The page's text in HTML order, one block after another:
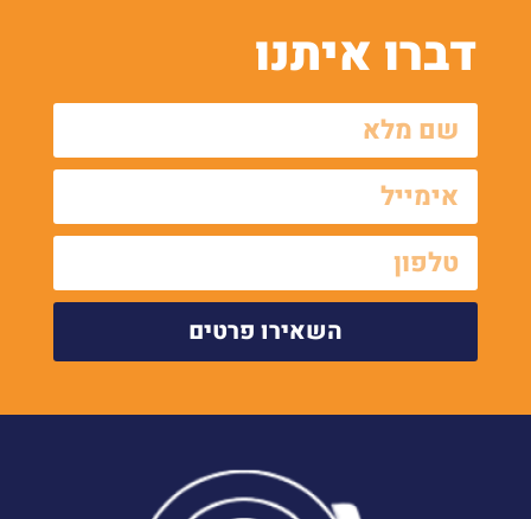
דברו איתנו
השאירו פרטים